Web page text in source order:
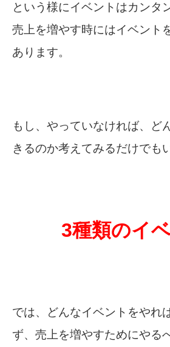
という様にイベントはカンタ
売上を増やす時にはイベント
あります。
もし、やっていなければ、ど
きるのか考えてみるだけでも
3種類のイ
では、どんなイベントをやれ
ず、売上を増やすためにやる